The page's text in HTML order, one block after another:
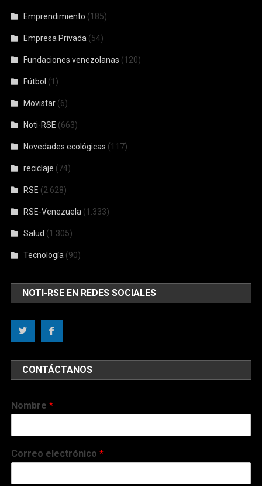
Emprendimiento (185)
Empresa Privada (54)
Fundaciones venezolanas (120)
Fútbol (1)
Movistar (6)
Noti-RSE (663)
Novedades ecológicas (117)
reciclaje (74)
RSE (2.628)
RSE-Venezuela (1.333)
Salud (1.305)
Tecnología (90)
NOTI-RSE EN REDES SOCIALES
CONTÁCTANOS
Nombre*
Correo electrónico*